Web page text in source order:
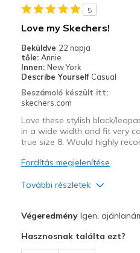
Legjobb használat
Going Out
Sizing
Feels true
View On Shoes
I'm Really
5
Love my Skechers!
Beküldve 22 napja
tőle: Annie
Innen: New York
Describe Yourself Casual
Beszámoló készült itt:
skechers.com
Love these stylish black/
in a wide width and fit very
true size 8. Would highly
Fordítás megjelenítése
További részletek
Breathe Well
VégeredményIgen,
Hasznosnak találta ezt?